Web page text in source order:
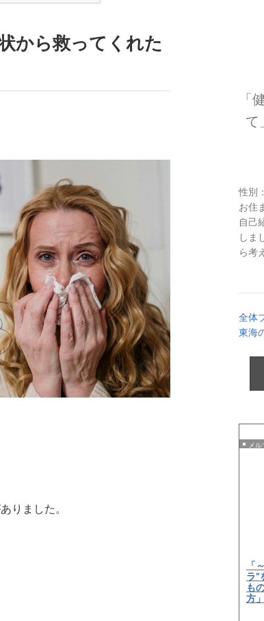
から救ってくれた
りました。
「
性別：
お住
自己
しま
ら考
全体
東海
メ
「
ラ
も
方」